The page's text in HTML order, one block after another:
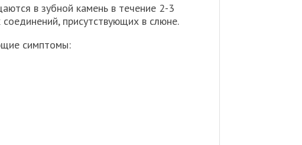
в зубной камень в течение 2-3
соединений, присутствующих в слюне.
симптомы: